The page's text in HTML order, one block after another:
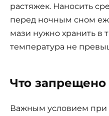
растяжек. Наносить
перед ночным сном
мази нужно хранить в
температура не
Что запрещено
Важным условием при